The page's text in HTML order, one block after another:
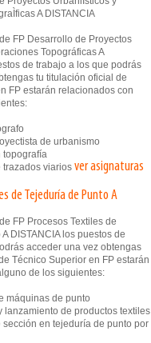
FP Desarrollo de Proyectos
Topográficas A
de trabajo a los que podrás
tu titulación oficial de
FP estarán relacionados con
de urbanismo
viarios ver asignaturas
de Tejeduría de Punto A
FP Procesos Textiles de
DISTANCIA los puestos de
acceder una vez obtengas
Técnico Superior en FP estarán
de los siguientes:
máquinas de punto
de productos textiles
en tejeduría de punto por